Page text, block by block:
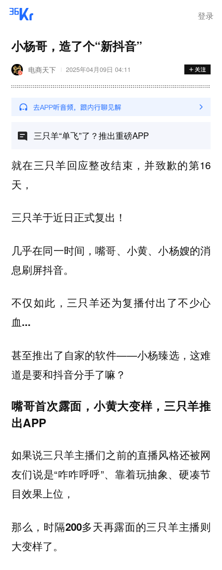
登录
小杨哥，造了个“新抖音”
电商天下 2025年04月09日 04:11
三只羊“单飞”了？推出重磅APP
就在三只羊回应整改结束，并致歉的第16
天，
三只羊于近日正式复出！
几乎在同一时间，嘴哥、小黄、小杨嫂的消
息刷屏抖音。
不仅如此，三只羊还为复播付出了不少心
血...
甚至推出了自家的软件——小杨臻选，这难
道是要和抖音分手了嘛？
嘴哥首次露面，小黄大变样，三只羊推
出APP
如果说三只羊主播们之前的直播风格还被网
友们说是“咋咋呼呼”、靠着玩抽象、硬凑节
目效果上位，
那么， 时隔200多天再露面的三只羊主播则
大变样了。